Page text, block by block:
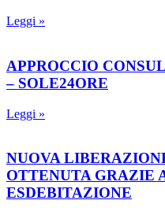
Leggi »
APPROCCIO
– SOLE24ORE
Leggi »
NUOVA
OTTENUTA GRAZIE
ESDEBITAZIONE